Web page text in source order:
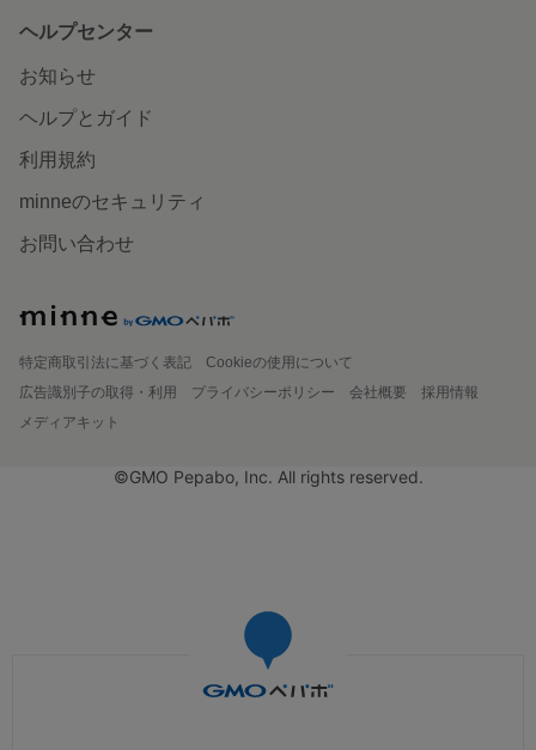
ヘルプセンター
お知らせ
ヘルプとガイド
利用規約
minneのセキュリティ
お問い合わせ
特定商取引法に基づく表記
Cookieの使用について
広告識別子の取得・利用
プライバシーポリシー 会社概要
採用情報
メディアキット
©GMO Pepabo, Inc. All rights reserved.